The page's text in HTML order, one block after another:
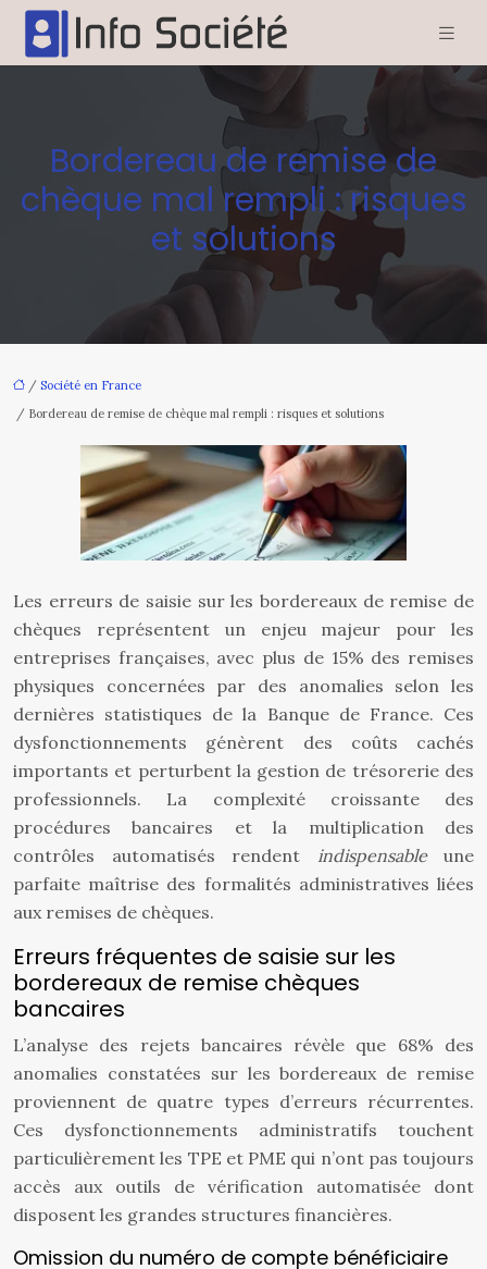
Bordereau de remise de
chèque mal rempli : risques
et solutions
/ Société en France
/ Bordereau de remise de chèque mal rempli : risques et solutions
Les erreurs de saisie sur les bordereaux de remise de
chèques représentent un enjeu majeur pour les
entreprises françaises, avec plus de 15% des remises
physiques concernées par des anomalies selon les
dernières statistiques de la Banque de France. Ces
dysfonctionnements génèrent des coûts cachés
importants et perturbent la gestion de trésorerie des
professionnels. La complexité croissante des
procédures bancaires et la multiplication des
contrôles automatisés rendent indispensable une
parfaite maîtrise des formalités administratives liées
aux remises de chèques.
Erreurs fréquentes de saisie sur les
bordereaux de remise chèques
bancaires
L’analyse des rejets bancaires révèle que 68% des
anomalies constatées sur les bordereaux de remise
proviennent de quatre types d’erreurs récurrentes.
Ces dysfonctionnements administratifs touchent
particulièrement les TPE et PME qui n’ont pas toujours
accès aux outils de vérification automatisée dont
disposent les grandes structures financières.
Omission du numéro de compte bénéficiaire